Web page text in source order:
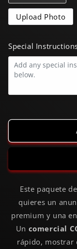
Animado
Premium
para
para
Upload Photo
Special
Este paquete de
quieres un
premium y una
Un comercial
rápido, mostrar